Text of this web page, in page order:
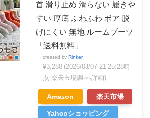
首 滑り止め 滑らない 履きや
すい 厚底 ふわふわ ボア 脱
げにくい 無地 ルームブーツ
「送料無料」
created by Rinker
¥3,280 (2026/08/07 21:25:28時
点 楽天市場調べ-詳細)
Amazon 楽天市場
Yahooショッピング